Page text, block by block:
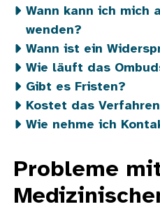
Wann kann ich mich
wenden?
Wann ist ein
Wie läuft das
Gibt es Fristen?
Kostet das
Wie nehme ich
Probleme